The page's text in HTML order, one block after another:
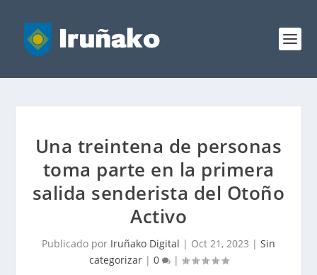
Una treintena de personas
toma parte en la primera
salida senderista del Otoño
Activo
Publicado por Iruñako Digital | Oct 21, 2023 | Sin
categorizar| 0 |